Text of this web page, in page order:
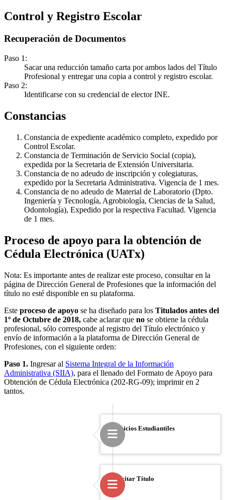
Control y Registro Escolar
Recuperación de Documentos
Paso 1:
Sacar una reducción tamaño carta por ambos lados del Título
Profesional y entregar una copia a control y registro escolar.
Paso 2:
Identificarse con su credencial de elector INE.
Constancias
Constancia de expediente académico completo, expedido por
Control Escolar.
Constancia de Terminación de Servicio Social (copia),
expedida por la Secretaria de Extensión Universitaria.
Constancia de no adeudo de inscripción y colegiaturas,
expedido por la Secretaria Administrativa. Vigencia de 1 mes.
Constancia de no adeudo de Material de Laboratorio (Dpto.
Ingeniería y Tecnología, Agrobiología, Ciencias de la Salud,
Odontología), Expedido por la respectiva Facultad. Vigencia
de 1 mes.
Proceso de apoyo para la obtención de
Cédula Electrónica (UATx)
Nota: Es importante antes de realizar este proceso, consultar en la
página de Dirección General de Profesiones que la información del
título no esté disponible en su plataforma.
Este proceso de apoyo se ha diseñado para los Titulados antes del
1º de Octubre de 2018, cabe aclarar que no se obtiene la cédula
profesional, sólo corresponde al registro del Título electrónico y
envío de información a la plataforma de Dirección General de
Profesiones, con el siguiente orden:
Paso 1. Ingresar al Sistema Integral de la Información
Administrativa (SIIA), para el llenado del Formato de Apoyo para
Obtención de Cédula Electrónica (202-RG-09); imprimir en 2
tantos.
Servicios Estudiantiles
Solicitar Título